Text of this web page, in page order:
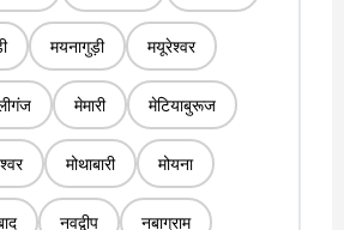
मयनागुड़ी मयूरेश्वर
मेमारी मेटियाबुरूज
मोथाबारी मोयना
नवद्वीप नबाग्राम